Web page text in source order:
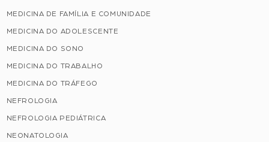
MEDICINA DE FAMÍLIA E COMUNIDADE
MEDICINA DO ADOLESCENTE
MEDICINA DO SONO
MEDICINA DO TRABALHO
MEDICINA DO TRÁFEGO
NEFROLOGIA
NEFROLOGIA PEDIÁTRICA
NEONATOLOGIA